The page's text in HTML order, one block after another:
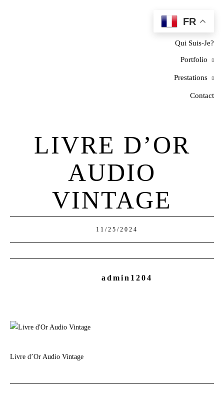
Home
Qui Suis-Je?
Portfolio
Prestations
Contact
LIVRE D’OR
AUDIO
VINTAGE
11/25/2024
admin1204
Livre d’Or Audio Vintage
FR